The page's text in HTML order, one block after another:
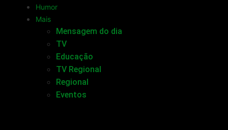
Humor
Mais
Mensagem do dia
TV
Educação
TV Regional
Regional
Eventos